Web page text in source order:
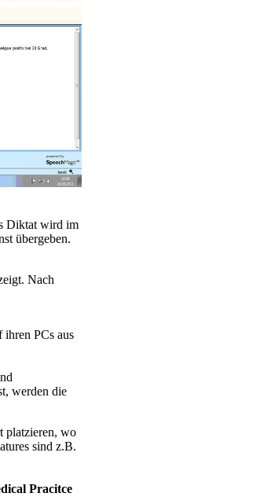
Diktat wird im
übergeben.
Nach
PCs aus
werden die
platzieren, wo
sind z.B.
Pracitce